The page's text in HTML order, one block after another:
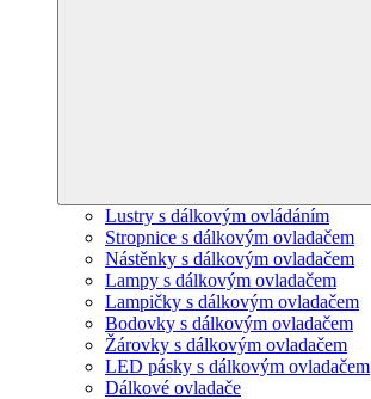
Lustry s dálkovým ovládáním
Stropnice s dálkovým ovladačem
Nástěnky s dálkovým ovladačem
Lampy s dálkovým ovladačem
Lampičky s dálkovým ovladačem
Bodovky s dálkovým ovladačem
Žárovky s dálkovým ovladačem
LED pásky s dálkovým ovladačem
Dálkové ovladače